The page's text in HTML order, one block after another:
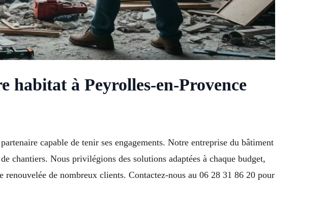
habitat à Peyrolles-en-Provence
capable de tenir ses engagements. Notre entreprise du bâtiment
chantiers. Nous privilégions des solutions adaptées à chaque budget,
de nombreux clients. Contactez-nous au 06 28 31 86 20 pour